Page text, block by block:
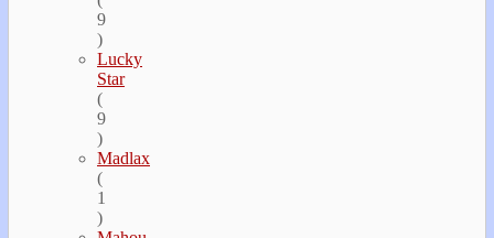
9
)
Lucky
Star
(
9
)
Madlax
(
1
)